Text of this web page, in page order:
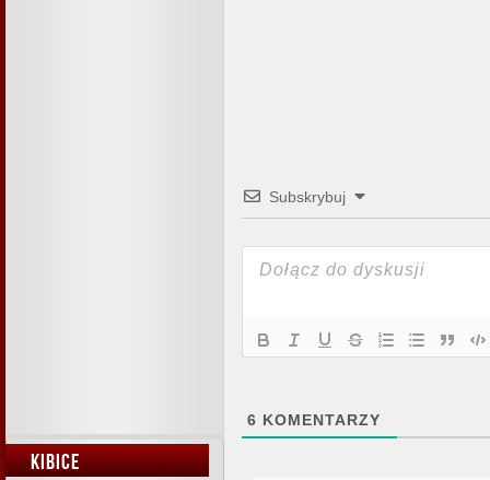
KIBICE
Subskrybuj
6 KOMENTARZY